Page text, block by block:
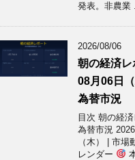
発表。非農業
2026/08/06
朝の経済
08月06日
為替市況
目次 朝の経
為替市況
（木） | 市場
レンダー